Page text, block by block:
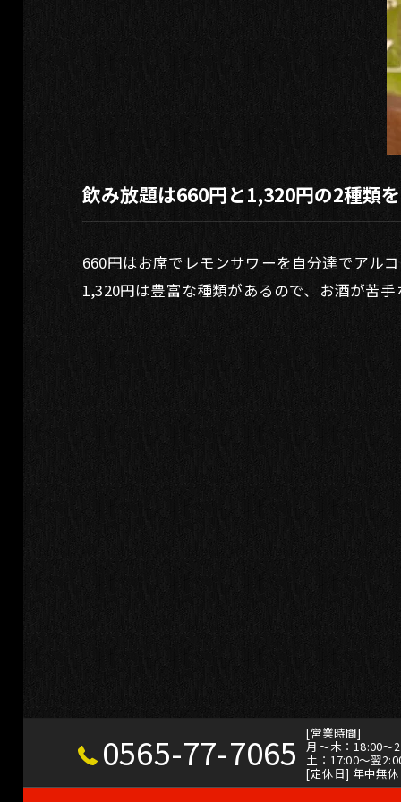
飲み放題は660円と1,320円の2種類
660円はお席でレモンサワーを自分達でアル
1,320円は豊富な種類があるので、お酒が苦
0565-77-7065 [営業時間]
月～木：18:00～
土：17:00～翌
[定休日] 年中無休